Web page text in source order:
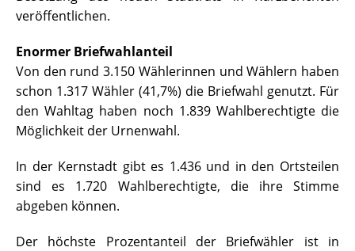
veröffentlichen.
Enormer Briefwahlanteil
Von den rund 3.150 Wählerinnen und Wählern haben
schon 1.317 Wähler (41,7%) die Briefwahl genutzt. Für
den Wahltag haben noch 1.839 Wahlberechtigte die
Möglichkeit der Urnenwahl.
In der Kernstadt gibt es 1.436 und in den Ortsteilen
sind es 1.720 Wahlberechtigte, die ihre Stimme
abgeben können.
Der höchste Prozentanteil der Briefwähler ist in